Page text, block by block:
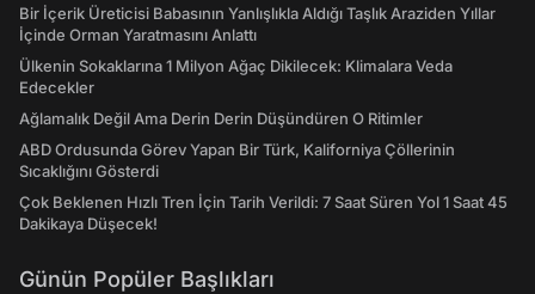
Bir İçerik Üreticisi Babasının Yanlışlıkla Aldığı Taşlık Araziden Yıllar
İçinde Orman Yaratmasını Anlattı
Ülkenin Sokaklarına 1 Milyon Ağaç Dikilecek: Klimalara Veda
Edecekler
Ağlamalık Değil Ama Derin Derin Düşündüren O Ritimler
ABD Ordusunda Görev Yapan Bir Türk, Kaliforniya Çöllerinin
Sıcaklığını Gösterdi
Çok Beklenen Hızlı Tren İçin Tarih Verildi: 7 Saat Süren Yol 1 Saat 45
Dakikaya Düşecek!
Günün Popüler Başlıkları